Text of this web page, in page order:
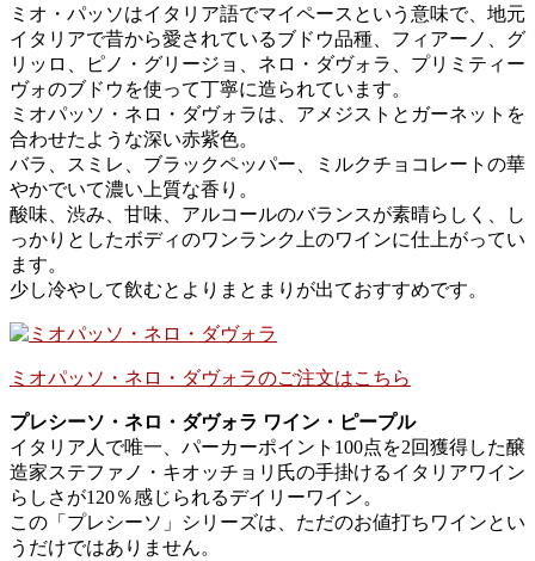
ミオ・パッソはイタリア語でマイペースという意味で、地元
イタリアで昔から愛されているブドウ品種、フィアーノ、グ
リッロ、ピノ・グリージョ、ネロ・ダヴォラ、プリミティー
ヴォのブドウを使って丁寧に造られています。
ミオパッソ・ネロ・ダヴォラは、アメジストとガーネットを
合わせたような深い赤紫色。
バラ、スミレ、ブラックペッパー、ミルクチョコレートの華
やかでいて濃い上質な香り。
酸味、渋み、甘味、アルコールのバランスが素晴らしく、し
っかりとしたボディのワンランク上のワインに仕上がってい
ます。
少し冷やして飲むとよりまとまりが出ておすすめです。
ミオパッソ・ネロ・ダヴォラのご注文はこちら
プレシーソ・ネロ・ダヴォラ ワイン・ピープル
イタリア人で唯一、パーカーポイント100点を2回獲得した醸
造家ステファノ・キオッチョリ氏の手掛けるイタリアワイン
らしさが120％感じられるデイリーワイン。
この「プレシーソ」シリーズは、ただのお値打ちワインとい
うだけではありません。